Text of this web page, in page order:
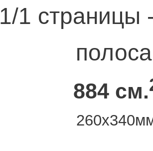
1/1 страницы
полоса
884 см.